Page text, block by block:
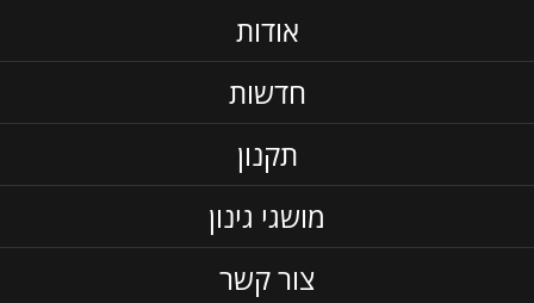
אודות
חדשות
תקנון
מושגי גינון
צור קשר